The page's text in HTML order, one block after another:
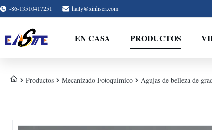
-86-13510417251 haily@xinhsen.com
EN CASA PRODUCTOS
Productos Mecanizado Fotoquímico Agujas de belleza de